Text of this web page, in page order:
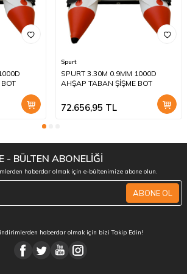
Spurt
SPURT 3.30M 0.9MM 1000D
AHŞAP TABAN ŞİŞME BOT
72.656,95 TL
E - BÜLTEN ABONELİĞİ
haberdar olmak için e-bültenimize abone olun.
ABONE OL
haberdar olmak için bizi Takip Edin!